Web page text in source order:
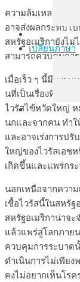
เปลี่ยนภาษา
ความล้มเหลวในกา
อาจส่งผลกระทบไ
สหรัฐอเมริกายังไ
สามารถควบคุมกา
เมื่อเร็ว ๆ นี้มีการ
นที่เป็นเรื่องที่น่ากัง
ไวรัสไข้หวัดใหญ่
นกและจากคน ทำใ
และอาจเร่งการปรั
ใหญ่ของไวรัสเอชห
เกิดขึ้นและแพร่กร
นอกเหนือจากควา
เชื้อไวรัสนี้ในสหรัฐ
สหรัฐอเมริกาน่าจ
แล้วแพร่สู่โลกภาย
ควบคุมการระบาด
ดำเนินการไม่เพีย
คงไม่อยากเห็นโรค